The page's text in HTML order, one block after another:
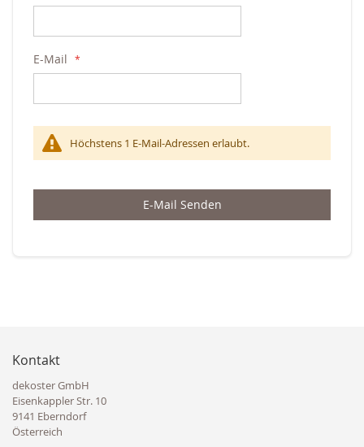
E-Mail
Höchstens 1 E-Mail-Adressen erlaubt.
E-Mail Senden
Kontakt
dekoster GmbH
Eisenkappler Str. 10
9141 Eberndorf
Österreich